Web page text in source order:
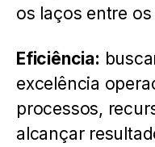
os laços entre
Eficiência:
excelência
processos,
alcançar